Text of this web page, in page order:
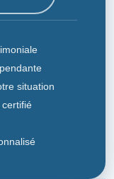
situation